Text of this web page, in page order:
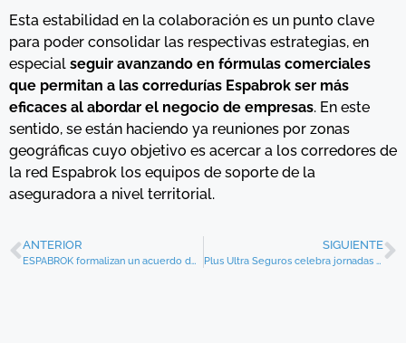
Esta estabilidad en la colaboración es un punto clave
para poder consolidar las respectivas estrategias, en
especial seguir avanzando en fórmulas comerciales
que permitan a las corredurías Espabrok ser más
eficaces al abordar el negocio de empresas. En este
sentido, se están haciendo ya reuniones por zonas
geográficas cuyo objetivo es acercar a los corredores de
la red Espabrok los equipos de soporte de la
aseguradora a nivel territorial.
ANTERIOR
ESPABROK formalizan un acuerdo de colaboración con CA Life
SIGUIENTE
Plus Ultra Seguros celebra jornadas de trabajo con la red de Espabrok